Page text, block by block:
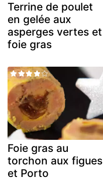
Terrine de poulet
en gelée aux
asperges vertes et
foie gras
Foie gras au
torchon aux figues
et Porto